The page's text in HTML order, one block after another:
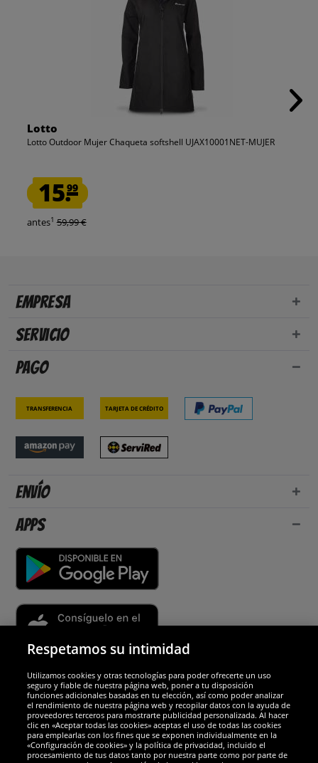
Lotto
Lotto Outdoor Mujer Chaqueta softshell UJAX10001NET-MUJER
15.99
antes1 59,99 €
Empresa
Servicio
Pago
Transferencia Tarjeta de crédito
Envío
Apps
Socios y seguridad
Galardones
Respetamos su intimidad
Utilizamos cookies y otras tecnologías para poder ofrecerte un uso
seguro y fiable de nuestra página web, poner a tu disposición
funciones adicionales basadas en tu elección, así como poder analizar
el rendimiento de nuestra página web y recopilar datos con la ayuda de
proveedores terceros para mostrarte publicidad personalizada. Al hacer
clic en «Aceptar todas las cookies» aceptas el uso de todas las cookies
para emplearlas con los fines que se exponen individualmente en la
«Configuración de cookies» y la política de privacidad, incluido el
procesamiento de tus datos tanto por nuestra parte como por parte de